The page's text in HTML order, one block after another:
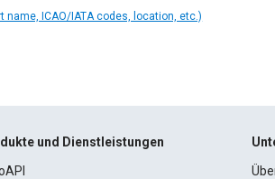
name, ICAO/IATA codes, location, etc.)
und Dienstleistungen